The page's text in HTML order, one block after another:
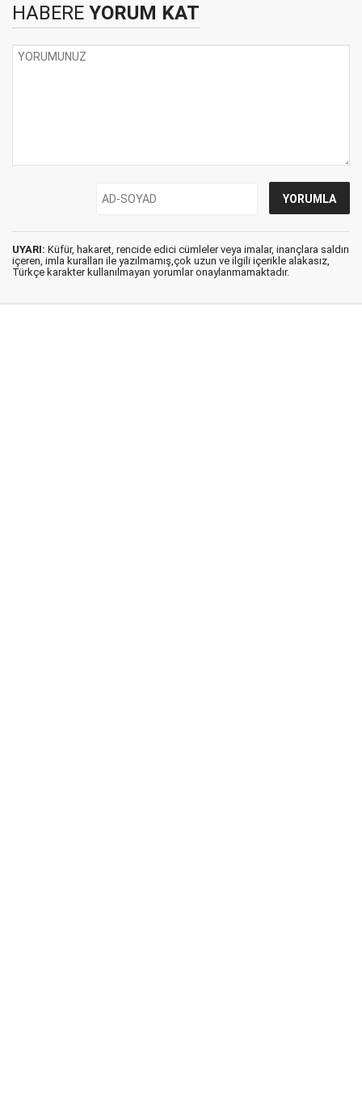
HABERE YORUM KAT
UYARI: Küfür, hakaret, rencide edici cümleler veya imalar, inançlara saldırı
içeren, imla kuralları ile yazılmamış,çok uzun ve ilgili içerikle alakasız,
Türkçe karakter kullanılmayan yorumlar onaylanmamaktadır.